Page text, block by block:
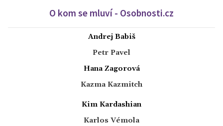
O kom se mluví - Osobnosti.cz
Andrej Babiš
Petr Pavel
Hana Zagorová
Kazma Kazmitch
Kim Kardashian
Karlos Vémola